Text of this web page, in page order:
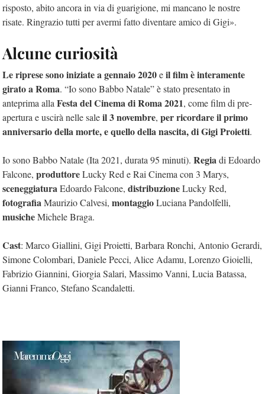
risposto, abito ancora in via di guarigione, mi mancano le nostre
risate. Ringrazio tutti per avermi fatto diventare amico di Gigi».
Alcune curiosità
Le riprese sono iniziate a gennaio 2020eil film è interamente
girato a Roma. “Io sono Babbo Natale” è stato presentato in
anteprima alla Festa del Cinema di Roma 2021, come film di pre-
apertura e uscirà nelle saleil 3 novembre, per ricordare il primo
anniversario della morte, e quello della nascita, di Gigi Proietti.
Io sono Babbo Natale (Ita 2021, durata 95 minuti). Regiadi Edoardo
Falcone, produttoreLucky Red e Rai Cinema con 3 Marys,
sceneggiaturaEdoardo Falcone, distribuzioneLucky Red,
fotografiaMaurizio Calvesi, montaggioLuciana Pandolfelli,
musicheMichele Braga.
Cast: Marco Giallini, Gigi Proietti, Barbara Ronchi, Antonio Gerardi,
Simone Colombari, Daniele Pecci, Alice Adamu, Lorenzo Gioielli,
Fabrizio Giannini, Giorgia Salari, Massimo Vanni, Lucia Batassa,
Gianni Franco, Stefano Scandaletti.